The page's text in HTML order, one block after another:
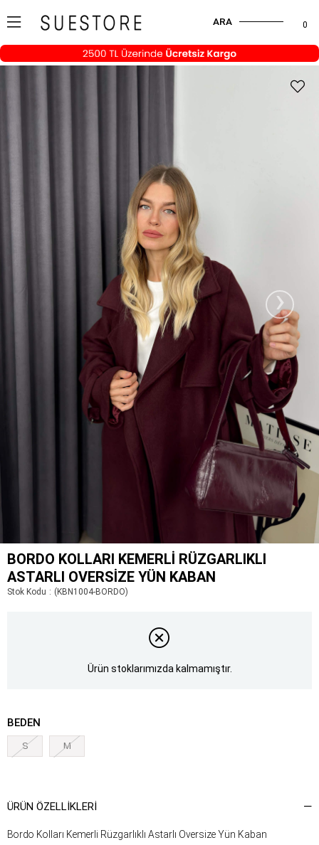
0
ARA
›
BORDO KOLLARI KEMERLI RÜZGARLIKLI
ASTARLI OVERSIZE YÜN KABAN
Stok Kodu (KBN1004-BORDO)
Ürün stoklarımızda kalmamıştır.
BEDEN
S M
ÜRÜN ÖZELLIKLERI
Bordo Kolları Kemerli Rüzgarlıklı Astarlı Oversize Yün Kaban